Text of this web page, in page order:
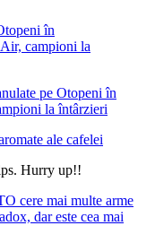
pe Otopeni în
la întârzieri
ale cafelei
Hurry up!!
cere mai multe arme
dar este cea mai